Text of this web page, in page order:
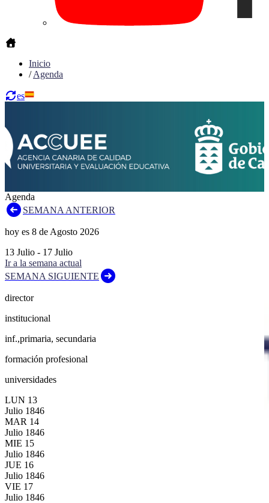
Inicio
/Agenda
es
Agenda
SEMANA ANTERIOR
hoy es 8 de Agosto 2026
13 Julio - 17 Julio
Ir a la semana actual
SEMANA SIGUIENTE
director
institucional
inf.,primaria, secundaria
formación profesional
universidades
LUN 13
Julio 1846
MAR 14
Julio 1846
MIE 15
Julio 1846
JUE 16
Julio 1846
VIE 17
Julio 1846